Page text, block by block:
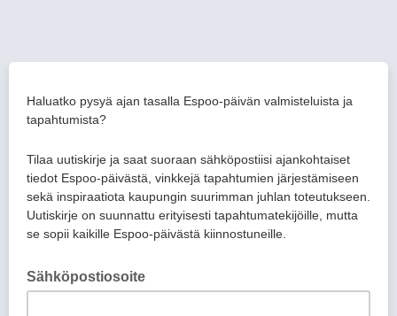
Haluatko pysyä ajan tasalla Espoo-päivän valmisteluista ja
tapahtumista?
Tilaa uutiskirje ja saat suoraan sähköpostiisi ajankohtaiset
tiedot Espoo-päivästä, vinkkejä tapahtumien järjestämiseen
sekä inspiraatiota kaupungin suurimman juhlan toteutukseen.
Uutiskirje on suunnattu erityisesti tapahtumatekijöille, mutta
se sopii kaikille Espoo-päivästä kiinnostuneille.
Sähköpostiosoite